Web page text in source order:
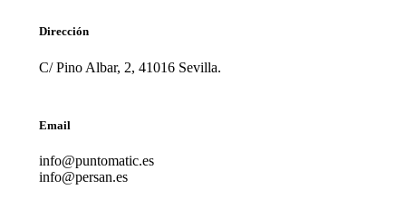
Dirección
C/ Pino Albar, 2, 41016 Sevilla.
Email
info@puntomatic.es
info@persan.es